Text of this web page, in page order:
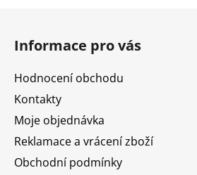
Informace pro vás
Hodnocení obchodu
Kontakty
Moje objednávka
Reklamace a vrácení zboží
Obchodní podmínky